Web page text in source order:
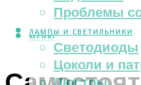
Проблемы
ЛАМПЫ И СВЕТИЛЬНИКИ
Светодиоды
Цоколи и
МЕНЮ